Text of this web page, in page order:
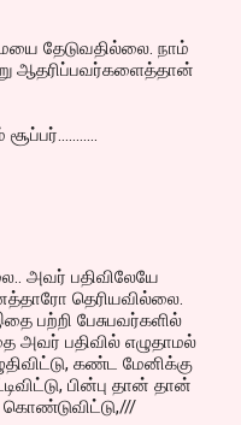
தேடுவதில்லை. நாம்
ஆதரிப்பவர்களைத்தான்
அவர் பதிவிலேயே
தெரியவில்லை.
பற்றி பேசுபவர்களில்
அவர் பதிவில் எழுதாமல்
கண்ட மேனிக்கு
பின்பு தான் தான்
கொண்டுவிட்டு,///